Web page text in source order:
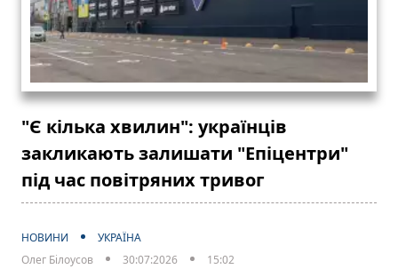
"Є кілька хвилин": українців
закликають залишати "Епіцентри"
під час повітряних тривог
НОВИНИ
УКРАЇНА
Олег Білоусов
30:07:2026 15:02